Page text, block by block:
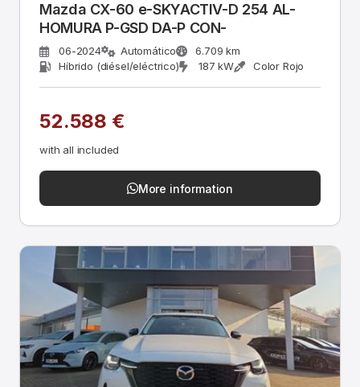
Mazda CX-60 e-SKYACTIV-D 254 AL-
HOMURA P-GSD DA-P CON-
06-2024 Automático
6.709 km
Híbrido (diésel/eléctrico)
187 kW Color Rojo
52.588 €
with all included
More information